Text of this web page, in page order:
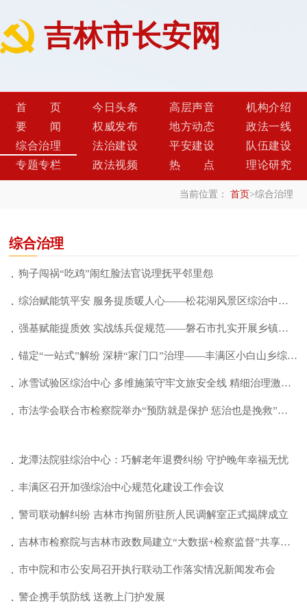
吉林市长安网
首页 今日头条 高层声音
机构介绍
要闻
权威发布 地方动态
政法一线
综合治理
法治建设 平安建设
队伍建设
专题专栏
政法视频 热点 理论研究
当前位置： 首页>综合治理
综合治理
狗子闯祸“吃鸡”闹红脸法官说理抚平邻里怨
综治赋能筑平安 服务提质暖人心——松花湖风景区综治中心服务站护航文旅高质量发展
强基赋能提质效 实战练兵促规范——磐石市扎实开展乡镇（街道）综治中心岗位实操演...
锚定“一站式”解纷 深耕“家门口”治理——丰满区小白山乡综治中心建设经验做法
冰雪试验区综治中心 多维施策守牢文旅安全线 精细治理激活冰雪新动能
市法学会联合市检察院举办“预防就是保护 惩治也是挽救”普法进校园活动
龙潭法院驻综治中心：巧解老年退费纠纷 守护晚年幸福无忧
丰满区召开加强综治中心规范化建设工作会议
警司联动解纠纷 吉林市拘留所驻所人民调解室正式揭牌成立
吉林市检察院与吉林市政数局建立“大数据+检察监督”共享协作机制
市中院和市公安局召开执行联动工作落实情况新闻发布会
警企携手筑防线 送教上门护发展